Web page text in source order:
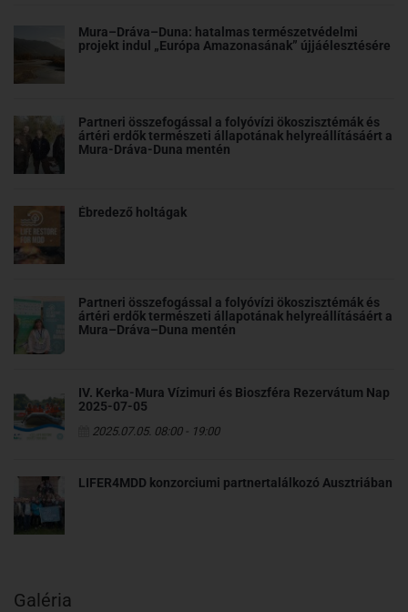
Mura–Dráva–Duna: hatalmas természetvédelmi
projekt indul „Európa Amazonasának” újjáélesztésére
Partneri összefogással a folyóvízi ökoszisztémák és
ártéri erdők természeti állapotának helyreállításáért a
Mura-Dráva-Duna mentén
Ébredező holtágak
Partneri összefogással a folyóvízi ökoszisztémák és
ártéri erdők természeti állapotának helyreállításáért a
Mura–Dráva–Duna mentén
IV. Kerka-Mura Vízimuri és Bioszféra Rezervátum Nap
2025-07-05
2025.07.05. 08:00 - 19:00
LIFER4MDD konzorciumi partnertalálkozó Ausztriában
Galéria